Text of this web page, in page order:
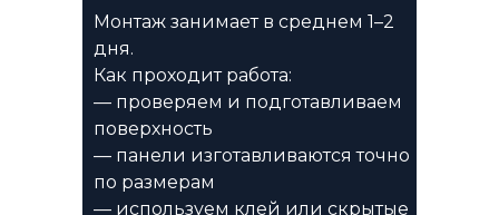
Монтаж занимает в среднем 1–2
дня.
Как проходит работа:
— проверяем и подготавливаем
поверхность
— панели изготавливаются точно
по размерам
— используем клей или скрытые